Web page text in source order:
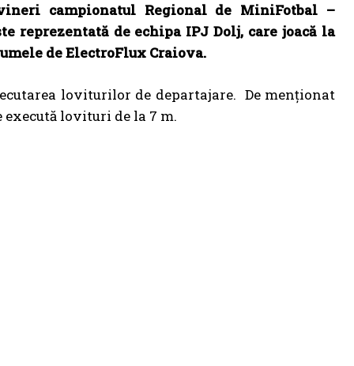
campionatul Regional de MiniFotbal –
reprezentată de echipa IPJ Dolj, care joacă la
de ElectroFlux Craiova.
loviturilor de departajare. De menționat
execută lovituri de la 7 m.